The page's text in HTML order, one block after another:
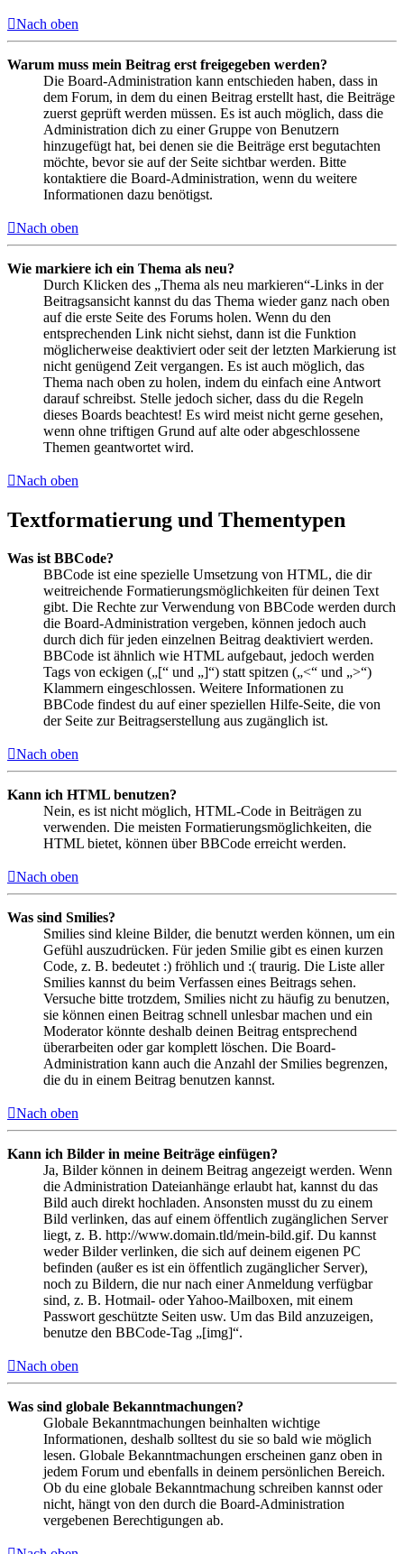
Nach oben
Warum muss mein Beitrag erst freigegeben werden?
Die Board-Administration kann entschieden haben, dass in
dem Forum, in dem du einen Beitrag erstellt hast, die Beiträge
zuerst geprüft werden müssen. Es ist auch möglich, dass die
Administration dich zu einer Gruppe von Benutzern
hinzugefügt hat, bei denen sie die Beiträge erst begutachten
möchte, bevor sie auf der Seite sichtbar werden. Bitte
kontaktiere die Board-Administration, wenn du weitere
Informationen dazu benötigst.
Nach oben
Wie markiere ich ein Thema als neu?
Durch Klicken des „Thema als neu markieren“-Links in der
Beitragsansicht kannst du das Thema wieder ganz nach oben
auf die erste Seite des Forums holen. Wenn du den
entsprechenden Link nicht siehst, dann ist die Funktion
möglicherweise deaktiviert oder seit der letzten Markierung ist
nicht genügend Zeit vergangen. Es ist auch möglich, das
Thema nach oben zu holen, indem du einfach eine Antwort
darauf schreibst. Stelle jedoch sicher, dass du die Regeln
dieses Boards beachtest! Es wird meist nicht gerne gesehen,
wenn ohne triftigen Grund auf alte oder abgeschlossene
Themen geantwortet wird.
Nach oben
Textformatierung und Thementypen
Was ist BBCode?
BBCode ist eine spezielle Umsetzung von HTML, die dir
weitreichende Formatierungsmöglichkeiten für deinen Text
gibt. Die Rechte zur Verwendung von BBCode werden durch
die Board-Administration vergeben, können jedoch auch
durch dich für jeden einzelnen Beitrag deaktiviert werden.
BBCode ist ähnlich wie HTML aufgebaut, jedoch werden
Tags von eckigen („[“ und „]“) statt spitzen („<“ und „>“)
Klammern eingeschlossen. Weitere Informationen zu
BBCode findest du auf einer speziellen Hilfe-Seite, die von
der Seite zur Beitragserstellung aus zugänglich ist.
Nach oben
Kann ich HTML benutzen?
Nein, es ist nicht möglich, HTML-Code in Beiträgen zu
verwenden. Die meisten Formatierungsmöglichkeiten, die
HTML bietet, können über BBCode erreicht werden.
Nach oben
Was sind Smilies?
Smilies sind kleine Bilder, die benutzt werden können, um ein
Gefühl auszudrücken. Für jeden Smilie gibt es einen kurzen
Code, z. B. bedeutet :) fröhlich und :( traurig. Die Liste aller
Smilies kannst du beim Verfassen eines Beitrags sehen.
Versuche bitte trotzdem, Smilies nicht zu häufig zu benutzen,
sie können einen Beitrag schnell unlesbar machen und ein
Moderator könnte deshalb deinen Beitrag entsprechend
überarbeiten oder gar komplett löschen. Die Board-
Administration kann auch die Anzahl der Smilies begrenzen,
die du in einem Beitrag benutzen kannst.
Nach oben
Kann ich Bilder in meine Beiträge einfügen?
Ja, Bilder können in deinem Beitrag angezeigt werden. Wenn
die Administration Dateianhänge erlaubt hat, kannst du das
Bild auch direkt hochladen. Ansonsten musst du zu einem
Bild verlinken, das auf einem öffentlich zugänglichen Server
liegt, z. B. http://www.domain.tld/mein-bild.gif. Du kannst
weder Bilder verlinken, die sich auf deinem eigenen PC
befinden (außer es ist ein öffentlich zugänglicher Server),
noch zu Bildern, die nur nach einer Anmeldung verfügbar
sind, z. B. Hotmail- oder Yahoo-Mailboxen, mit einem
Passwort geschützte Seiten usw. Um das Bild anzuzeigen,
benutze den BBCode-Tag „[img]“.
Nach oben
Was sind globale Bekanntmachungen?
Globale Bekanntmachungen beinhalten wichtige
Informationen, deshalb solltest du sie so bald wie möglich
lesen. Globale Bekanntmachungen erscheinen ganz oben in
jedem Forum und ebenfalls in deinem persönlichen Bereich.
Ob du eine globale Bekanntmachung schreiben kannst oder
nicht, hängt von den durch die Board-Administration
vergebenen Berechtigungen ab.